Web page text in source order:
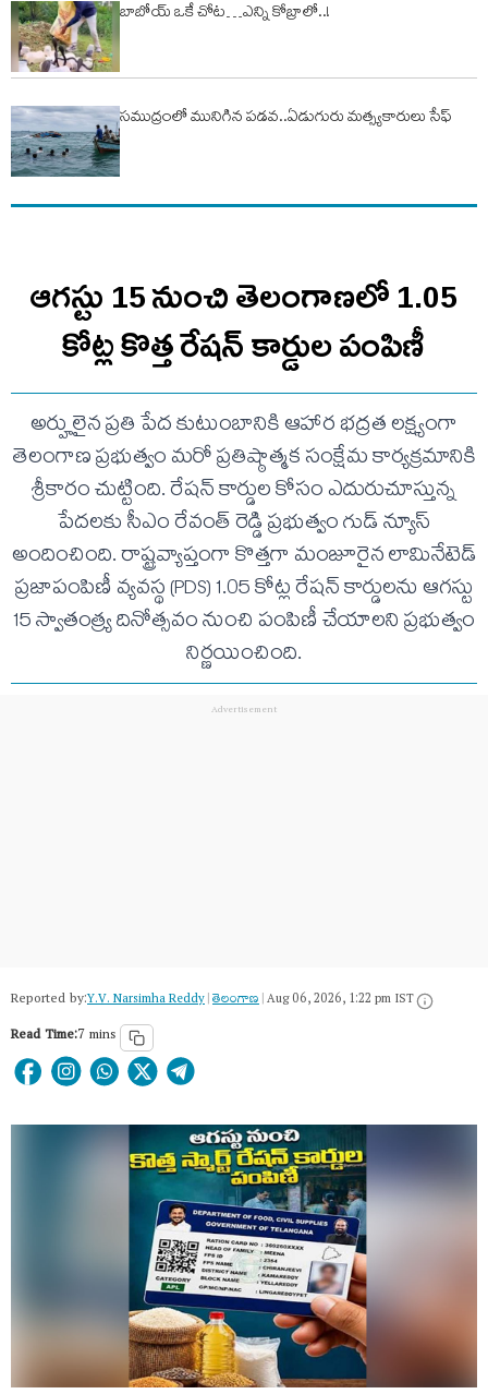
బాబోయ్ ఒకే చోట…ఎన్ని కోబ్రాలో..!
సముద్రంలో మునిగిన పడవ..ఏడుగురు మత్స్యకారులు సేఫ్
ఆగస్టు 15 నుంచి తెలంగాణలో 1.05
కోట్ల కొత్త రేషన్ కార్డుల పంపిణీ
అర్హులైన ప్రతి పేద కుటుంబానికి ఆహార భద్రత లక్ష్యంగా
తెలంగాణ ప్రభుత్వం మరో ప్రతిష్ఠాత్మక సంక్షేమ కార్యక్రమానికి
శ్రీకారం చుట్టింది. రేషన్ కార్డుల కోసం ఎదురుచూస్తున్న
పేదలకు సీఎం రేవంత్ రెడ్డి ప్రభుత్వం గుడ్ న్యూస్
అందించింది. రాష్ట్రవ్యాప్తంగా కొత్తగా మంజూరైన లామినేటెడ్
ప్రజాపంపిణీ వ్యవస్థ (PDS) 1.05 కోట్ల రేషన్ కార్డులను ఆగస్టు
15 స్వాతంత్ర్య దినోత్సవం నుంచి పంపిణీ చేయాలని ప్రభుత్వం
నిర్ణయించింది.
Reported by:Y.V. Narsimha Reddy|తెలంగాణ‌|Aug 06, 2026, 1:22 pm IST
Read Time:7 mins